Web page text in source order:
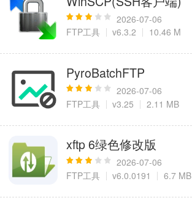
2026-07-06
FTP工具
v6.3.2 10.46 M
PyroBatchFTP
2026-07-06
FTP工具
v3.25 2.11 MB
xftp 6绿色修改版
2026-07-06
FTP工具
v6.0.0191 6.7 MB